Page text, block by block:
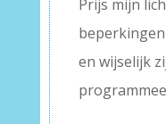
Prijs mijn
en wijselijk